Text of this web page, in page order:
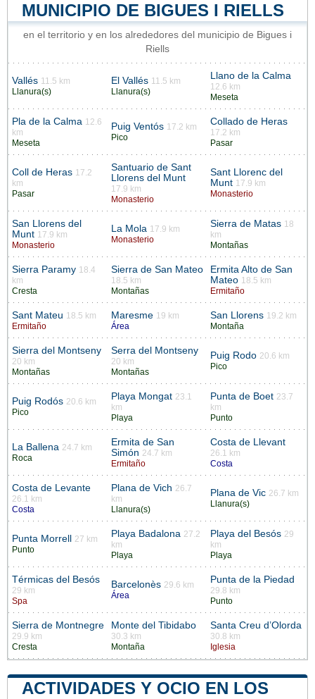
MUNICIPIO DE BIGUES I RIELLS
en el territorio y en los alrededores del municipio de Bigues i
Riells
Vallés 11.5 km
Llanura(s)
El Vallés 11.5 km
Llanura(s)
Llano de la Calma
12.6 km
Meseta
Pla de la Calma 12.6
km
Meseta
Puig Ventós 17.2 km
Pico
Collado de Heras
17.2 km
Pasar
Coll de Heras 17.2
km
Pasar
Santuario de Sant
Llorens del Munt
17.9 km
Monasterio
Sant Llorenc del
Munt 17.9 km
Monasterio
San Llorens del
Munt 17.9 km
Monasterio
La Mola 17.9 km
Monasterio
Sierra de Matas 18
km
Montañas
Sierra Paramy 18.4
km
Cresta
Sierra de San Mateo
18.5 km
Montañas
Ermita Alto de San
Mateo 18.5 km
Ermitaño
Sant Mateu 18.5 km
Ermitaño
Maresme 19 km
Área
San Llorens 19.2 km
Montaña
Sierra del Montseny
20 km
Montañas
Serra del Montseny
20 km
Montañas
Puig Rodo 20.6 km
Pico
Puig Rodós 20.6 km
Pico
Playa Mongat 23.1
km
Playa
Punta de Boet 23.7
km
Punto
La Ballena 24.7 km
Roca
Ermita de San
Simón 24.7 km
Ermitaño
Costa de Llevant
26.1 km
Costa
Costa de Levante
26.1 km
Costa
Plana de Vich 26.7
km
Llanura(s)
Plana de Vic 26.7 km
Llanura(s)
Punta Morrell
27 km
Punto
Playa Badalona 27.2
km
Playa
Playa del Besós 29
km
Playa
Térmicas del Besós
29 km
Spa
Barcelonès 29.6 km
Área
Punta de la Piedad
29.8 km
Punto
Sierra de Montnegre
29.9 km
Cresta
Monte del Tibidabo
30.3 km
Montaña
Santa Creu d’Olorda
30.8 km
Iglesia
ACTIVIDADES Y OCIO EN LOS